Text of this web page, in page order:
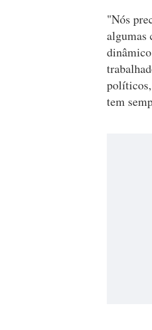
"Nós
algumas
políticos,
tem